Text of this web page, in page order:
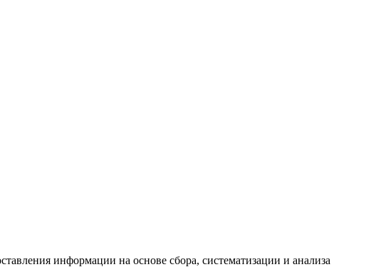
информации на основе сбора, систематизации и анализа